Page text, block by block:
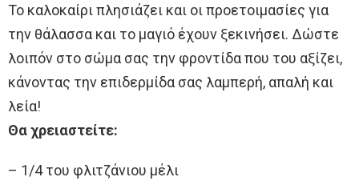
Το καλοκαίρι πλησιάζει και οι προετοιμασίες για
την θάλασσα και το μαγιό έχουν ξεκινήσει. Δώστε
λοιπόν στο σώμα σας την φροντίδα που του αξίζει,
κάνοντας την επιδερμίδα σας λαμπερή, απαλή και
λεία!
Θα χρειαστείτε:
– 1/4 του φλιτζάνιου μέλι